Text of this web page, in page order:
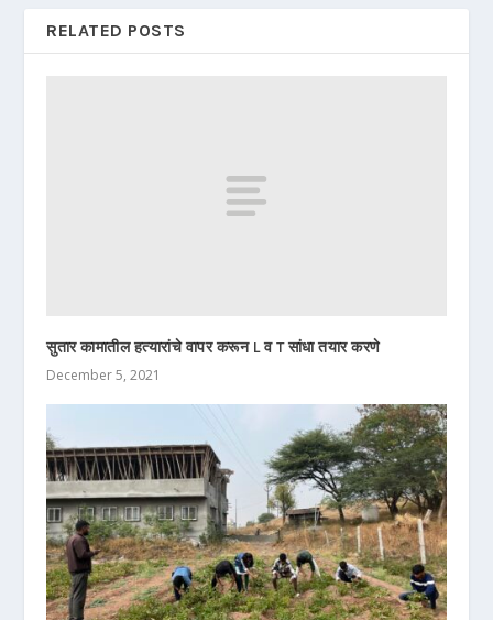
RELATED POSTS
सुतार कामातील हत्यारांचे वापर करून L व T सांधा तयार करणे
December 5, 2021